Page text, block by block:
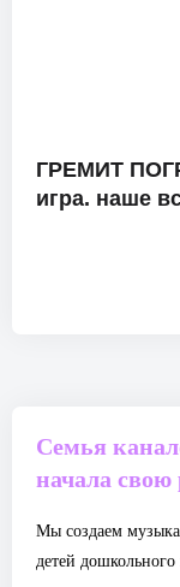
ГРЕМИТ
игра. наше
Семья
начала свою
Мы создаем
детей дошкольного